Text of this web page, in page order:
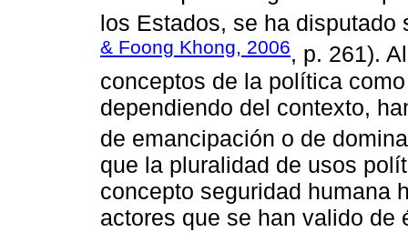
los Estados, se ha
& Foong Khong, 2006, p. 261).
conceptos de la política
dependiendo del contexto,
de emancipación o de
que la pluralidad de usos
concepto seguridad humana
actores que se han valido de